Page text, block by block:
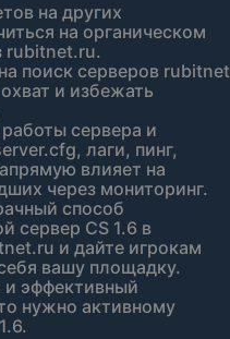
на других
на органическом
rubitnet.ru.
поиск серверов rubitnet
и избежать
сервера и
лаги, пинг,
влияет на
через мониторинг.
способ
сервер CS 1.6 в
и дайте игрокам
вашу площадку.
и эффективный
нужно активному